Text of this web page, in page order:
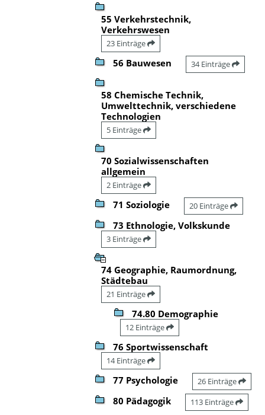
55 Verkehrstechnik,
Verkehrswesen
23 Einträge
56 Bauwesen 34 Einträge
58 Chemische Technik,
Umwelttechnik, verschiedene
Technologien
5 Einträge
70 Sozialwissenschaften
allgemein
2 Einträge
71 Soziologie 20 Einträge
73 Ethnologie, Volkskunde
3 Einträge
74 Geographie, Raumordnung,
Städtebau
21 Einträge
74.80 Demographie
12 Einträge
76 Sportwissenschaft
14 Einträge
77 Psychologie 26 Einträge
80 Pädagogik 113 Einträge